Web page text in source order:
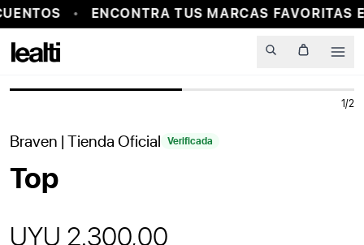
ENCONTRA TUS MARCAS FAVORITAS
PROBADOR VIRTUAL
1/2
Braven | Tienda Oficial Verificada
Top
UYU 2.300,00